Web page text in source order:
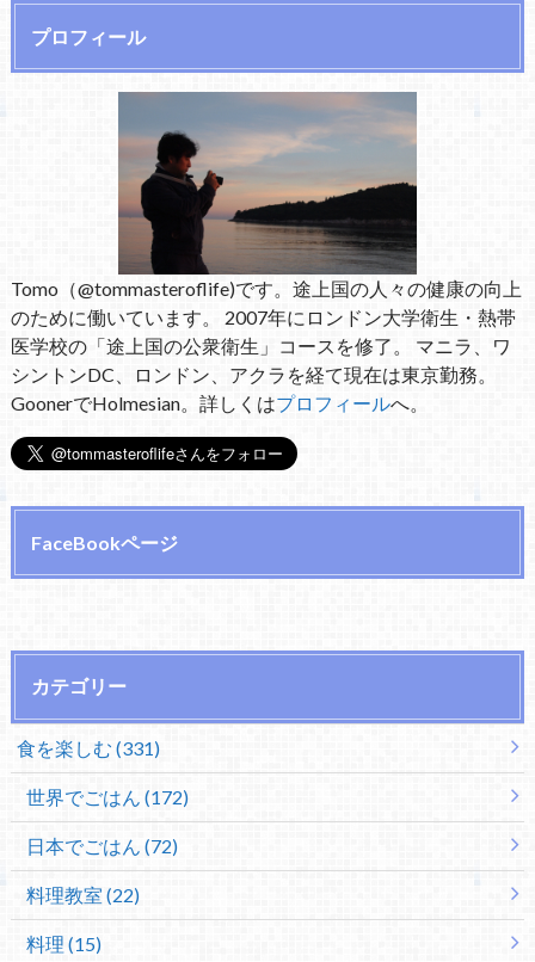
プロフィール
Tomo（@tommasteroflife)です。途上国の人々の健康の向上
のために働いています。 2007年にロンドン大学衛生・熱帯
医学校の「途上国の公衆衛生」コースを修了。 マニラ、ワ
シントンDC、ロンドン、アクラを経て現在は東京勤務。
GoonerでHolmesian。詳しくはプロフィールへ。
FaceBookページ
カテゴリー
食を楽しむ (331)
世界でごはん (172)
日本でごはん (72)
料理教室 (22)
料理 (15)